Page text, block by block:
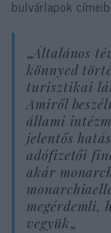
bulvárlapok
„Általános
könnyed
turisztikai
Amiről
állami
jelentős
adófizetői
akár
megérdemli,
vegyük„